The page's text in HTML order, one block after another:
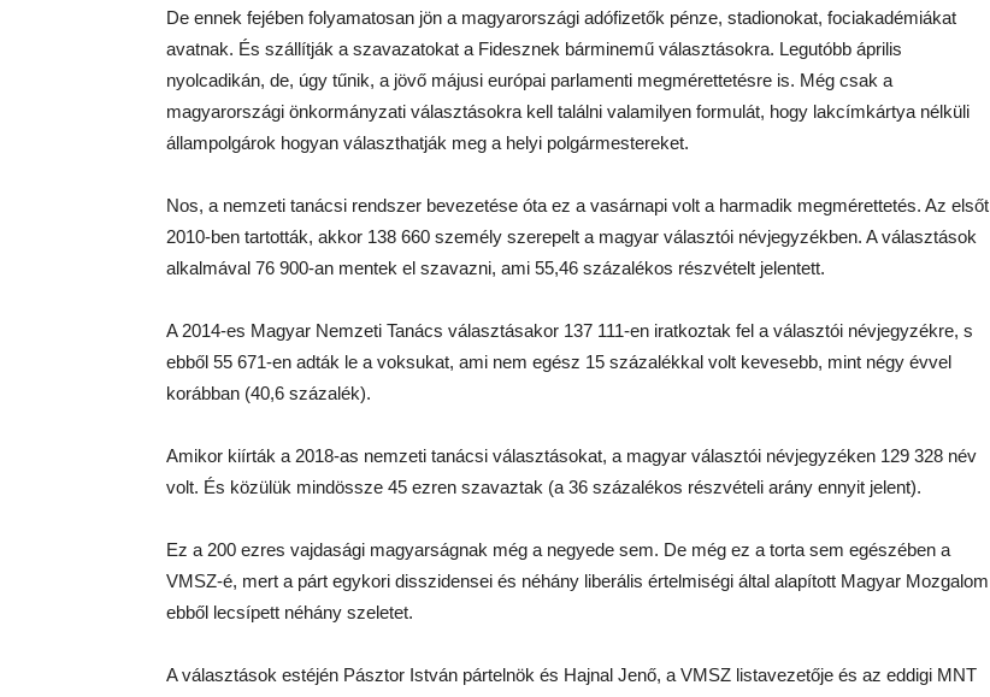
De ennek fejében folyamatosan jön a magyarországi adófizetők pénze, stadionokat, fociakadémiákat
avatnak. És szállítják a szavazatokat a Fidesznek bárminemű választásokra. Legutóbb április
nyolcadikán, de, úgy tűnik, a jövő májusi európai parlamenti megmérettetésre is. Még csak a
magyarországi önkormányzati választásokra kell találni valamilyen formulát, hogy lakcímkártya nélküli
állampolgárok hogyan választhatják meg a helyi polgármestereket.
Nos, a nemzeti tanácsi rendszer bevezetése óta ez a vasárnapi volt a harmadik megmérettetés. Az elsőt
2010-ben tartották, akkor 138 660 személy szerepelt a magyar választói névjegyzékben. A választások
alkalmával 76 900-an mentek el szavazni, ami 55,46 százalékos részvételt jelentett.
A 2014-es Magyar Nemzeti Tanács választásakor 137 111-en iratkoztak fel a választói névjegyzékre, s
ebből 55 671-en adták le a voksukat, ami nem egész 15 százalékkal volt kevesebb, mint négy évvel
korábban (40,6 százalék).
Amikor kiírták a 2018-as nemzeti tanácsi választásokat, a magyar választói névjegyzéken 129 328 név
volt. És közülük mindössze 45 ezren szavaztak (a 36 százalékos részvételi arány ennyit jelent).
Ez a 200 ezres vajdasági magyarságnak még a negyede sem. De még ez a torta sem egészében a
VMSZ-é, mert a párt egykori disszidensei és néhány liberális értelmiségi által alapított Magyar Mozgalom
ebből lecsípett néhány szeletet.
A választások estéjén Pásztor István pártelnök és Hajnal Jenő, a VMSZ listavezetője és az eddigi MNT